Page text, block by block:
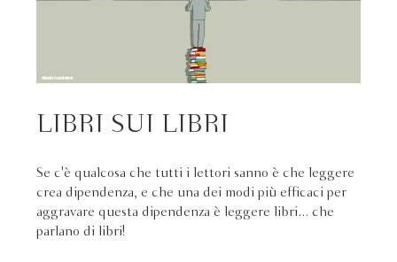
LIBRI SUI LIBRI
Se c'è qualcosa che tutti i lettori sanno è che leggere
crea dipendenza, e che una dei modi più efficaci per
aggravare questa dipendenza è leggere libri... che
parlano di libri!